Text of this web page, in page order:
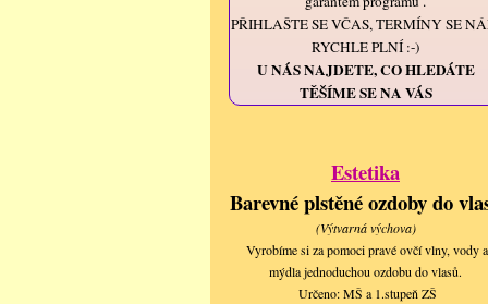
PŘIHLAŠTE SE VČAS, TERMÍNY SE
RYCHLE PLNÍ :-)
U NÁS NAJDETE, CO HLEDÁTE
TĚŠÍME SE NA VÁS
Estetika
Barevné plstěné ozdoby do
(Výtvarná výchova)
Vyrobíme si za pomoci pravé ovčí vlny, vody a
mýdla jednoduchou ozdobu do vlasů.
Určeno: MŠ a 1.stupeň ZŠ